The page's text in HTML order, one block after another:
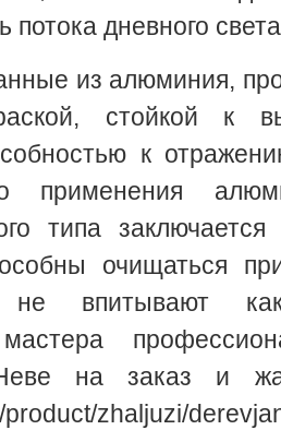
потока дневного
из алюминия,
стойкой к
к
применения
типа
очищаться
не впитывают
на заказ и
zhaljuzi/